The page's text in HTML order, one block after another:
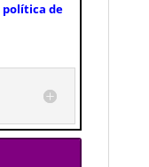
política de